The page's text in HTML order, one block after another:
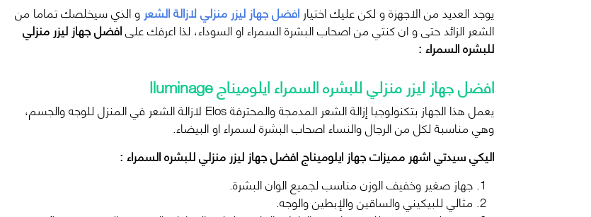
يوجد العديد من الاجهزة و لكن عليك اختيار افضل جهاز ليزر منزلي لازالة الشعر و الذي سيخلصك تماما من
الشعر الزائد حتى و ان كنتي من اصحاب البشرة السمراء او السوداء، لذا اعرفك علىافضل جهاز ليزر منزلي
للبشره السمراء :
افضل جهاز ليزر منزلي للبشره السمراء ايلوميناج Iluminage
يعمل هذا الجهاز بتكنولوجيا إزالة الشعر المدمجة والمحترفة Elos لازالة الشعر في المنزل للوجه والجسم،
وهي مناسبة لكل من الرجال والنساء اصحاب البشرة لسمراء او البيضاء.
اليكي سيدتي اشهر مميزات جهاز ايلوميناج افضل جهاز ليزر منزلي للبشره السمراء :
جهاز صغير وخفيف الوزن مناسب لجميع الوان البشرة.
مثالي للبيكيني والساقين والإبطين والوجه.